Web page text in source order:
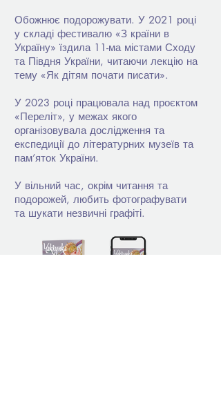
Обожнює подорожувати. У 2021 році
у складі фестивалю «З країни в
Україну» їздила 11-ма містами Сходу
та Півдня України, читаючи лекцію на
тему «Як дітям почати писати».
У 2023 році працювала над проєктом
«Переліт», у межах якого
організовувала дослідження та
експедиції до літературних музеїв та
пам’яток України.
У вільний час, окрім читання та
подорожей, любить фотографувати
та шукати незвичні графіті.